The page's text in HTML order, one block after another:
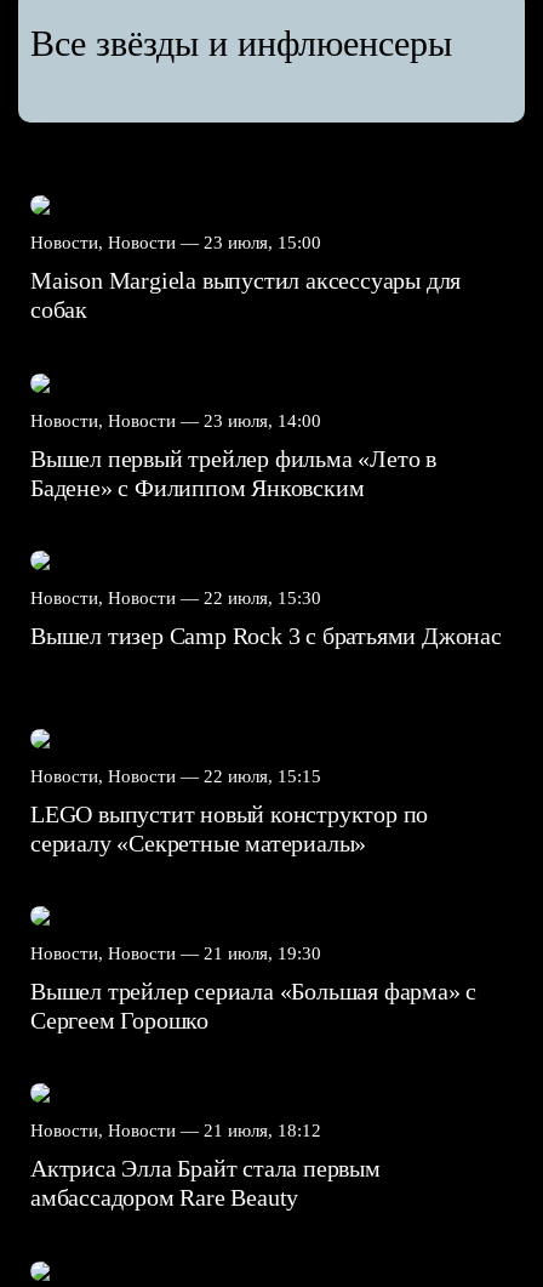
Все звёзды и инфлюенсеры
Новости, Новости — 23 июля, 15:00
Maison Margiela выпустил аксессуары для
собак
Новости, Новости — 23 июля, 14:00
Вышел первый трейлер фильма «Лето в
Бадене» с Филиппом Янковским
Новости, Новости — 22 июля, 15:30
Вышел тизер Camp Rock 3 с братьями Джонас
Новости, Новости — 22 июля, 15:15
LEGO выпустит новый конструктор по
сериалу «Секретные материалы»
Новости, Новости — 21 июля, 19:30
Вышел трейлер сериала «Большая фарма» с
Сергеем Горошко
Новости, Новости — 21 июля, 18:12
Актриса Элла Брайт стала первым
амбассадором Rare Beauty